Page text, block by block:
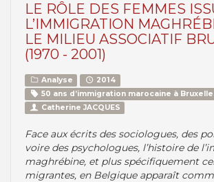
LE RÔLE DES FEMMES
L’IMMIGRATION
LE MILIEU ASSOCIATIF
(1970 - 2001)
Analyse
2014
50 ans d’immigration marocaine à
Catherine JACQUES
Face aux écrits des sociologues, des
voire des psychologues, l’histoire de
maghrébine, et plus spécifiquement
migrantes, en Belgique apparaît